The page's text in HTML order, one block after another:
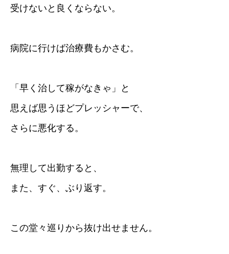
受けないと良くならない。
病院に行けば治療費もかさむ。
「早く治して稼がなきゃ」と
思えば思うほどプレッシャーで、
さらに悪化する。
無理して出勤すると、
また、すぐ、ぶり返す。
この堂々巡りから抜け出せません。